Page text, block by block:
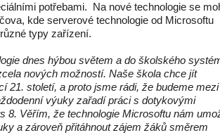
potřebami. Na nové technologie se
kde serverové technologie od Microsoftu
typy zařízení.
dnes hýbou světem a do školského
nových možností. Naše škola chce jít
21. století, a proto jsme rádi, že budeme mezi
výuky zařadí práci s dotykovými
8. Věřím, že technologie Microsoftu nám
a zároveň přitáhnout zájem žáků směrem